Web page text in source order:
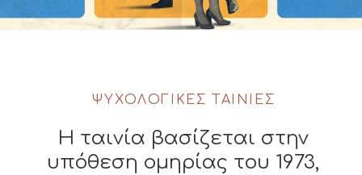
ΨΥΧΟΛΟΓΙΚΈΣ ΤΑΙΝΊΕΣ
Η ταινία βασίζεται στην
υπόθεση ομηρίας του 1973,